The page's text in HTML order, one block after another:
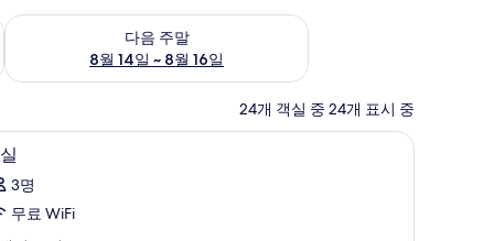
8월 9일
다음 주말
8월 14일 ~ 8월 16일
다음 주말 예약 가능 여부 확인, 8월 14일 ~ 8월 16일
24개 객실 중 24개 표시 중
객실 내 금고, 책상, 무료 WiFi, 침대 시트
1
3명
무료 WiFi